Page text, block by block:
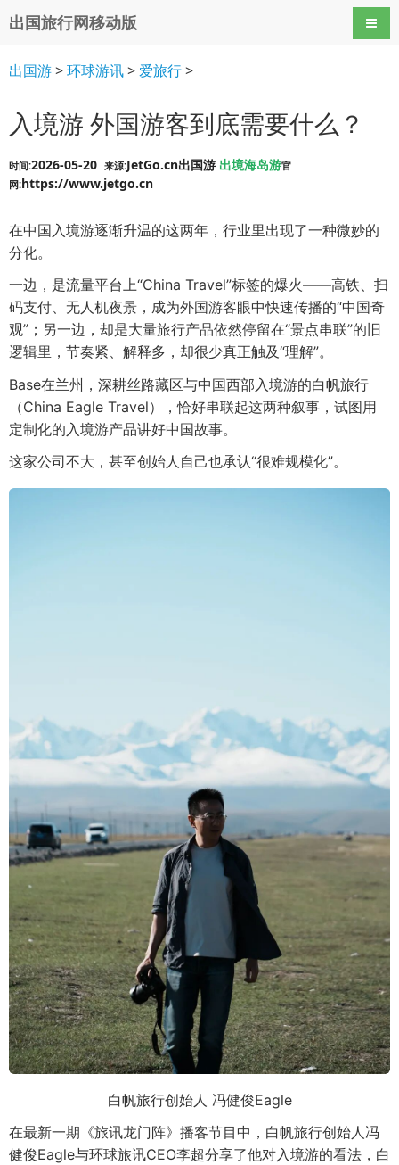
出国旅行网移动版 导航
出国游>环球游讯>爱旅行>
入境游 外国游客到底需要什么？
时间:2026-05-20 来源:JetGo.cn出国游 出境海岛游官
网:https://www.jetgo.cn
在中国入境游逐渐升温的这两年，行业里出现了一种微妙的
分化。
一边，是流量平台上“China Travel”标签的爆火——高铁、扫
码支付、无人机夜景，成为外国游客眼中快速传播的“中国奇
观”；另一边，却是大量旅行产品依然停留在“景点串联”的旧
逻辑里，节奏紧、解释多，却很少真正触及“理解”。
Base在兰州，深耕丝路藏区与中国西部入境游的白帆旅行
（China Eagle Travel），恰好串联起这两种叙事，试图用
定制化的入境游产品讲好中国故事。
这家公司不大，甚至创始人自己也承认“很难规模化”。
白帆旅行创始人 冯健俊Eagle
在最新一期《旅讯龙门阵》播客节目中，白帆旅行创始人冯
健俊Eagle与环球旅讯CEO李超分享了他对入境游的看法，白